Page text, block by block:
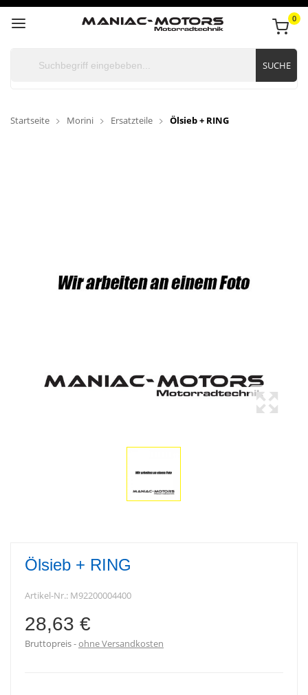
0
SUCHE
Startseite Morini Ersatzteile Ölsieb + RING
Ölsieb + RING
Artikel-Nr.: M92200004400
28,63 €
Bruttopreis ohne Versandkosten